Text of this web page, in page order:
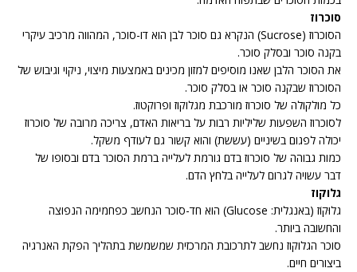
סוכרוז
הסוכרוז (Sucrose) הנקרא גם סוכר לבן הוא דו-סוכר, המהווה מרכיב עיקרי
בקנה סוכר ובסלק סוכר.
את הסוכר הלבן שאנו מוסיפים למזון מכינים באמצעות מיצוי, ניקוי וגיבוש של
הסוכרוז שבקנה סוכר או בסלק סוכר.
כל מולקולה של סוכרוז מורכבת מגלוקוז ופרוקטוז.
לסוכרוז השפעות שליליות רבות על בריאות האדם, צריכה מרובה של סוכרוז
יכולה לפגום בשיניים (עששת) והוא קשור גם לעודף משקל.
כמות גבוהה של סוכרוז בדם גורמת לעלייה ברמת הסוכר בדם ובסופו של
דבר עשויה לגרום לעלייה בלחץ הדם.
גלוקוז
גלוּקוֹז (באנגלית: Glucose) הוא חד-סוכר הנחשב כפחמימה הנפוצה
והחשובה ביותר.
סוכר הגלוקוז נחשב לתרכובת המרכזית שמשמשת בתהליך הפקת האנרגיה
ביצורים חיים.